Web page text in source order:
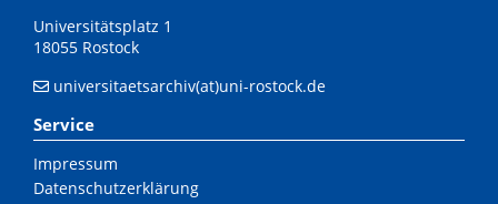
Universitätsplatz 1
18055 Rostock
universitaetsarchiv(at)uni-rostock.de
Service
Impressum
Datenschutzerklärung